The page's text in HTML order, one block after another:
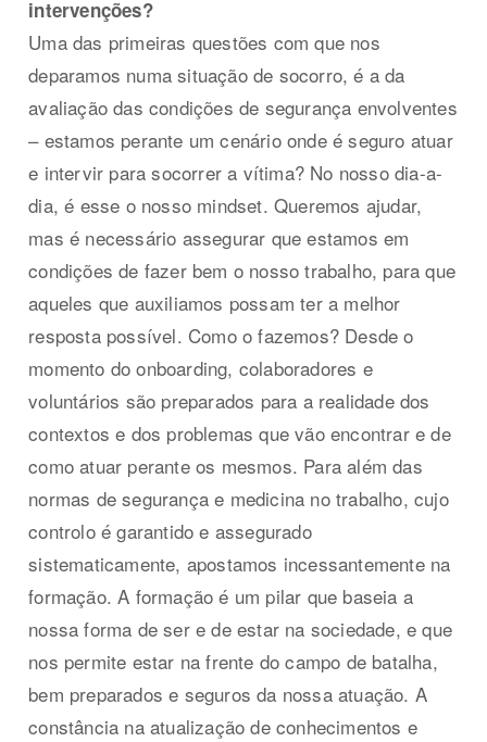
intervenções?
Uma das primeiras questões com que nos
deparamos numa situação de socorro, é a da
avaliação das condições de segurança envolventes
– estamos perante um cenário onde é seguro atuar
e intervir para socorrer a vítima? No nosso dia-a-
dia, é esse o nosso mindset. Queremos ajudar,
mas é necessário assegurar que estamos em
condições de fazer bem o nosso trabalho, para que
aqueles que auxiliamos possam ter a melhor
resposta possível. Como o fazemos? Desde o
momento do onboarding, colaboradores e
voluntários são preparados para a realidade dos
contextos e dos problemas que vão encontrar e de
como atuar perante os mesmos. Para além das
normas de segurança e medicina no trabalho, cujo
controlo é garantido e assegurado
sistematicamente, apostamos incessantemente na
formação. A formação é um pilar que baseia a
nossa forma de ser e de estar na sociedade, e que
nos permite estar na frente do campo de batalha,
bem preparados e seguros da nossa atuação. A
constância na atualização de conhecimentos e